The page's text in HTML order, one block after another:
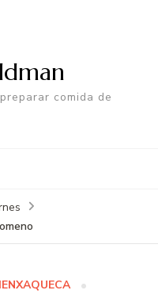
comida de